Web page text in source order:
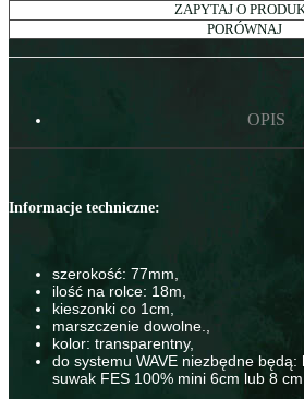
ZAPYTAJ O
PORÓWNAJ
OPIS
Informacje techniczne:
szerokość: 77mm,
ilość na rolce: 18m,
kieszonki co 1cm,
marszczenie dowolne.,
kolor: transparentny,
do systemu WAVE niezbędne będą:
suwak FES 100% mini 6cm lub 8 cm